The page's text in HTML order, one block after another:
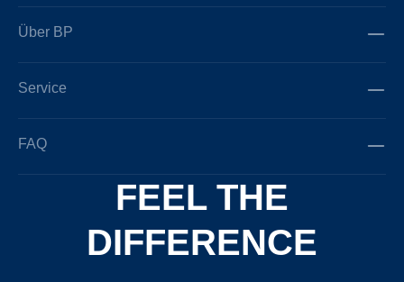
Über BP
Service
FAQ
FEEL THE
DIFFERENCE